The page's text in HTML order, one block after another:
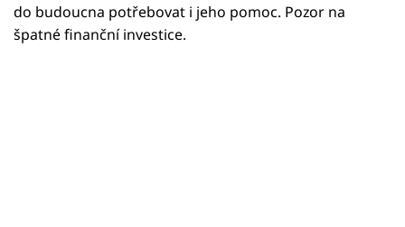
Filmový festival Karlovy Vary
do budoucna potřebovat i jeho pomoc. Pozor na
špatné finanční investice.